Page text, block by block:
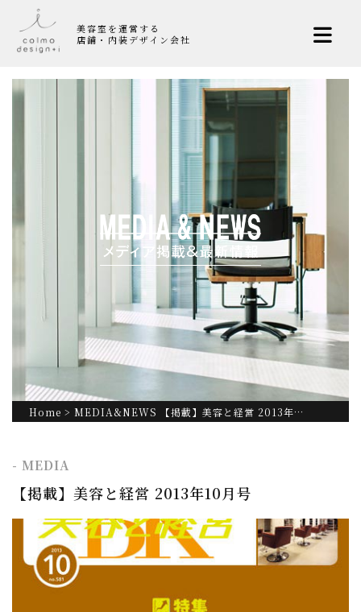
美容室を運営する
店舗・内装デザイン会社
Home > MEDIA&NEWS 【掲載】美容と経営 2013年…
- MEDIA
【掲載】美容と経営 2013年10月号